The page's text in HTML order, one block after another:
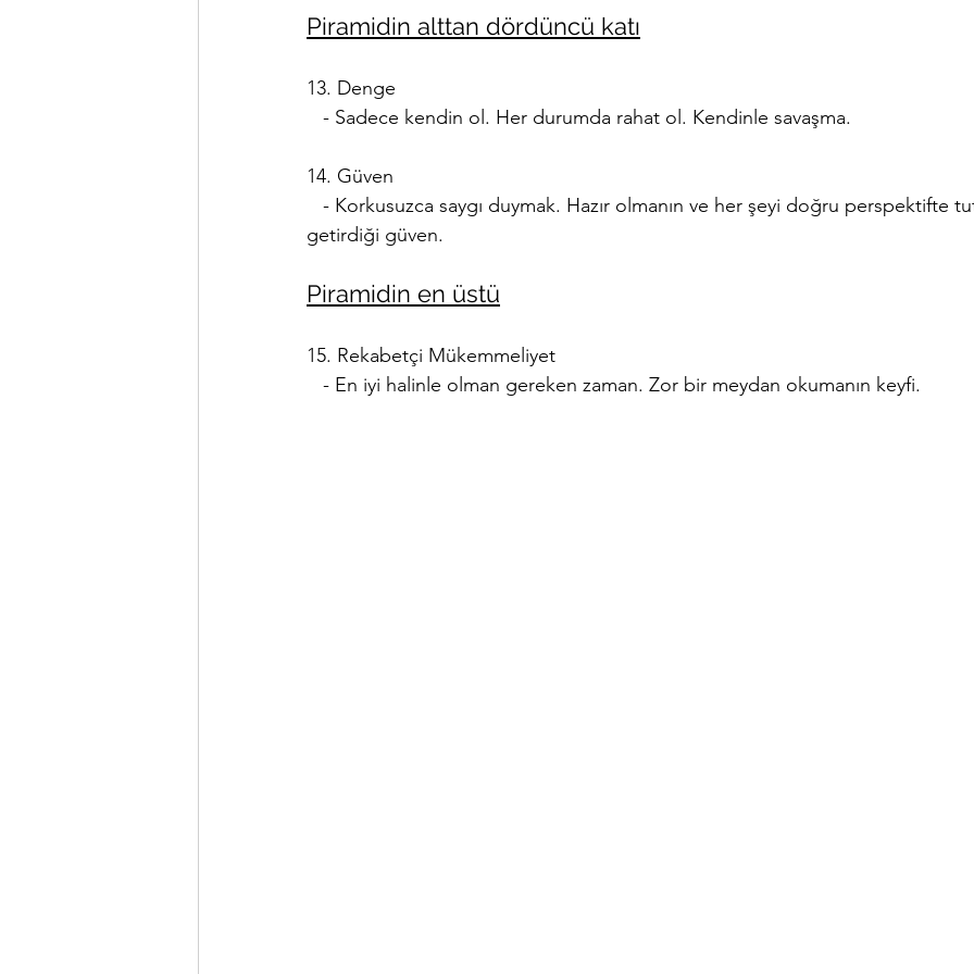
Piramidin alttan dördüncü katı
13. Denge
- Sadece kendin ol. Her durumda rahat ol. Kendinle savaşma.
14. Güven
- Korkusuzca saygı duymak. Hazır olmanın ve her şeyi doğru perspektifte
getirdiği güven.
Piramidin en üstü
15. Rekabetçi Mükemmeliyet
- En iyi halinle olman gereken zaman. Zor bir meydan okumanın keyfi.